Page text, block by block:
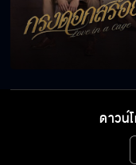
ดาวน์